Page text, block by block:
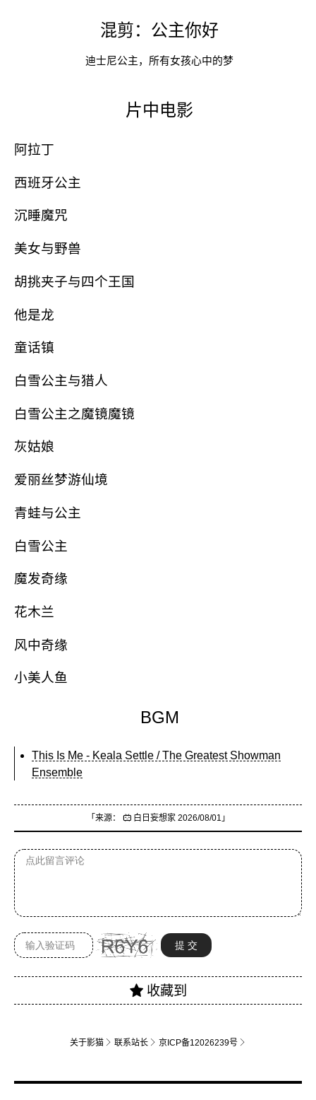
混剪：公主你好
迪士尼公主，所有女孩心中的梦
片中电影
阿拉丁
西班牙公主
沉睡魔咒
美女与野兽
胡挑夹子与四个王国
他是龙
童话镇
白雪公主与猎人
白雪公主之魔镜魔镜
灰姑娘
爱丽丝梦游仙境
青蛙与公主
白雪公主
魔发奇缘
花木兰
风中奇缘
小美人鱼
BGM
This Is Me - Keala Settle / The Greatest Showman
Ensemble
「来源： 白日妄想家 2026/08/01」
关于影猫 联系站长 京ICP备12026239号